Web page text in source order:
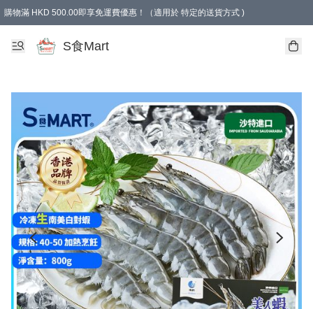
購物滿 HKD 500.00即享免運費優惠！（適用於 特定的送貨方式 )
S食Mart